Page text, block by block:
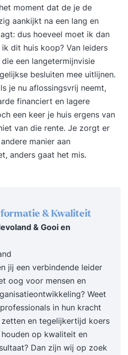
van het
maak je het spannend
waarom van het
logos De reis van de held
verzamelen en
Presentatie
je verhaal De magie van
om een goed
Kun jij jouw
story boeiend vertellen
je bewust van de magie
of per mail contact met je
planning.
moment dat de je de
aankijkt na een lang en
dus hoeveel moet ik dan
dit huis koop? Van leiders
een langetermijnvisie
besluiten mee uitlijnen.
je nu aflossingsvrij neemt,
financiert en lagere
een keer je huis ergens van
van die rente. Je zorgt er
manier aan
anders gaat het mis.
& Kwaliteit
& Gooi en
jij een verbindende leider
oog voor mensen en
Weet
in hun kracht
en tegelijkertijd koers
op kwaliteit en
Dan zijn wij op zoek